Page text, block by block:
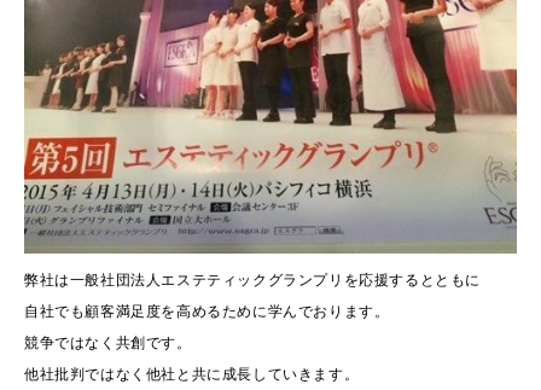
弊社は一般社団法人エステティックグランプリを応援するとともに
自社でも顧客満足度を高めるために学んでおります。
競争ではなく共創です。
他社批判ではなく他社と共に成長していきます。